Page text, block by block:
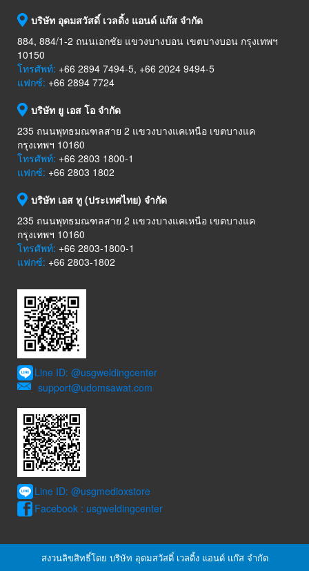
บริษัท อุดมสวัสดิ์ เวลดิ้ง แอนด์ แก๊ส จำกัด
884, 884/1-2 ถนนเอกชัย แขวงบางบอน เขตบางบอน กรุงเทพฯ
10150
โทรศัพท์: +66 2894 7494-5, +66 2024 9494-5
แฟกซ์: +66 2894 7724
บริษัท ยู เอส โอ จำกัด
235 ถนนพุทธมณฑลสาย 2 แขวงบางแคเหนือ เขตบางแค
กรุงเทพฯ 10160
โทรศัพท์: +66 2803 1800-1
แฟกซ์: +66 2803 1802
บริษัท เอส ทู (ประเทศไทย) จำกัด
235 ถนนพุทธมณฑลสาย 2 แขวงบางแคเหนือ เขตบางแค
กรุงเทพฯ 10160
โทรศัพท์: +66 2803-1800-1
แฟกซ์: +66 2803-1802
Line ID: @usgweldingcenter
support@udomsawat.com
Line ID: @usgmedioxstore
Facebook : usgweldingcenter
สงวนลิขสิทธิ์โดย บริษัท อุดมสวัสดิ์ เวลดิ้ง แอนด์ แก๊ส จำกัด